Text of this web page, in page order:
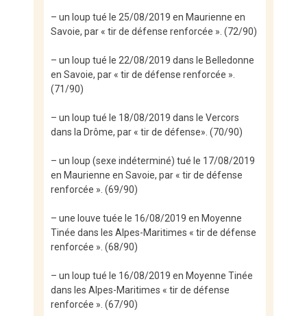
– un loup tué le 25/08/2019 en Maurienne en
Savoie, par « tir de défense renforcée ». (72/90)
– un loup tué le 22/08/2019 dans le Belledonne
en Savoie, par « tir de défense renforcée ».
(71/90)
– un loup tué le 18/08/2019 dans le Vercors
dans la Drôme, par « tir de défense». (70/90)
– un loup (sexe indéterminé) tué le 17/08/2019
en Maurienne en Savoie, par « tir de défense
renforcée ». (69/90)
– une louve tuée le 16/08/2019 en Moyenne
Tinée dans les Alpes-Maritimes « tir de défense
renforcée ». (68/90)
– un loup tué le 16/08/2019 en Moyenne Tinée
dans les Alpes-Maritimes « tir de défense
renforcée ». (67/90)